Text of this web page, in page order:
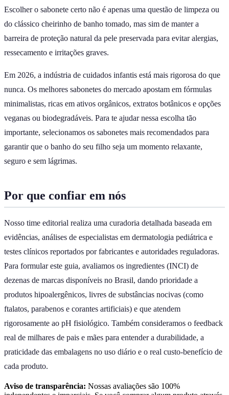
Escolher o sabonete certo não é apenas uma questão de limpeza ou
do clássico cheirinho de banho tomado, mas sim de manter a
barreira de proteção natural da pele preservada para evitar alergias,
ressecamento e irritações graves.
Em 2026, a indústria de cuidados infantis está mais rigorosa do que
nunca. Os melhores sabonetes do mercado apostam em fórmulas
minimalistas, ricas em ativos orgânicos, extratos botânicos e opções
veganas ou biodegradáveis. Para te ajudar nessa escolha tão
importante, selecionamos os sabonetes mais recomendados para
garantir que o banho do seu filho seja um momento relaxante,
seguro e sem lágrimas.
Por que confiar em nós
Nosso time editorial realiza uma curadoria detalhada baseada em
evidências, análises de especialistas em dermatologia pediátrica e
testes clínicos reportados por fabricantes e autoridades reguladoras.
Para formular este guia, avaliamos os ingredientes (INCI) de
dezenas de marcas disponíveis no Brasil, dando prioridade a
produtos hipoalergênicos, livres de substâncias nocivas (como
ftalatos, parabenos e corantes artificiais) e que atendem
rigorosamente ao pH fisiológico. Também consideramos o feedback
real de milhares de pais e mães para entender a durabilidade, a
praticidade das embalagens no uso diário e o real custo-benefício de
cada produto.
Aviso de transparência: Nossas avaliações são 100%